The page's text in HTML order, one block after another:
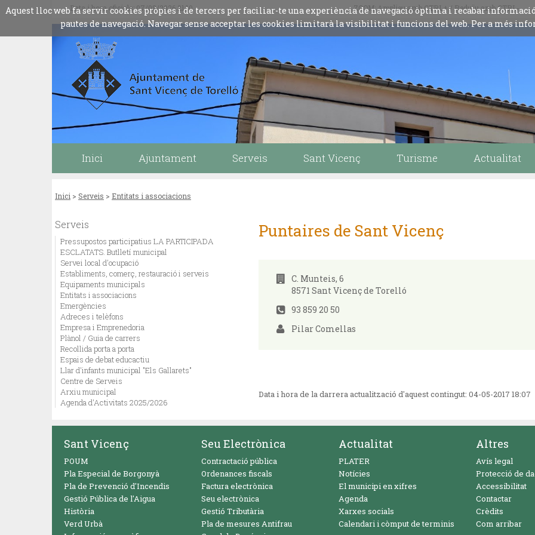
Aquest lloc web fa servir cookies pròpies i de tercers per faciliar-te una experiència de navegació òptima i recabar
pautes de navegació. Navegar sense acceptar les cookies limitarà la visibilitat i funcions del web. Per a més
Data i hora oficials: 07/08/2026 21:10 ZOOM: Amplieu amb CTRL+ / Reduïu amb CTRL-
Inici Ajuntament Serveis Sant Vicenç Turisme Actualitat
Inici > Serveis > Entitats i associacions
Serveis
Pressupostos participatius LA PARTICIPADA
ESCLATATS. Butlletí municipal
Servei local d'ocupació
Establiments, comerç, restauració i serveis
Equipaments municipals
Entitats i associacions
Emergències
Adreces i telèfons
Empresa i Emprenedoria
Plànol / Guia de carrers
Recollida porta a porta
Espais de debat educactiu
Llar d'infants municipal "Els Gallarets"
Centre de Serveis
Arxiu municipal
Agenda d'Activitats 2025/2026
Puntaires de Sant Vicenç
C. Munteis, 6
8571 Sant Vicenç de Torelló
93 859 20 50
Pilar Comellas
Data i hora de la darrera actualització d'aquest contingut:04-05-2017 18:07
Sant Vicenç
POUM
Pla Especial de Borgonyà
Pla de Prevenció d'Incendis
Gestió Pública de l'Aigua
Història
Verd Urbà
Seu Electrònica
Contractació pública
Ordenances fiscals
Factura electrònica
Seu electrònica
Gestió Tributària
Pla de mesures Antifrau
Actualitat
PLATER
Notícies
El municipi en xifres
Agenda
Xarxes socials
Calendari i còmput de terminis
Altres
Avís legal
Protecció de
Accessibilitat
Contactar
Crèdits
Com arribar